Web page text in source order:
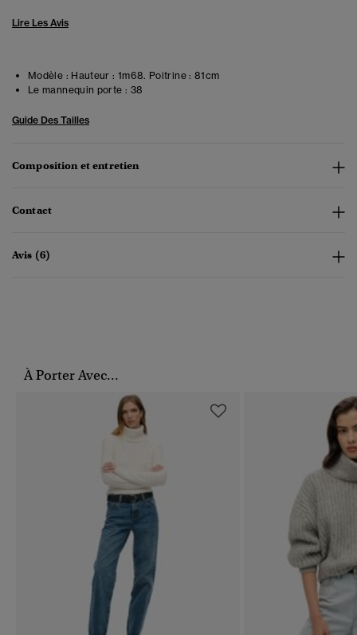
Lire Les Avis
Modèle : Hauteur : 1m68. Poitrine : 81cm
Le mannequin porte : 38
Guide Des Tailles
Composition et entretien
Contact
Avis (6)
À Porter Avec...